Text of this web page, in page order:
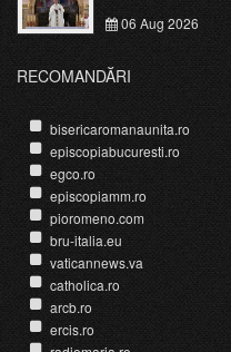
06 Aug 2026
RECOMANDĂRI
bisericaromanaunita.ro
episcopiabucuresti.ro
egco.ro
episcopiamm.ro
pioromeno.com
bru-italia.eu
vaticannews.va
catholica.ro
arcb.ro
ercis.ro